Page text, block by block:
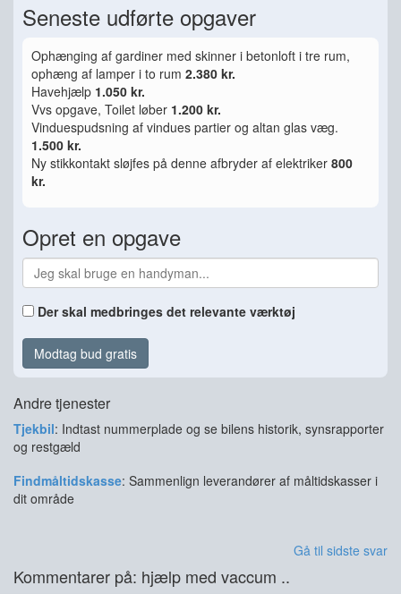
Seneste udførte opgaver
Ophænging af gardiner med skinner i betonloft i tre rum,
ophæng af lamper i to rum 2.380 kr.
Havehjælp 1.050 kr.
Vvs opgave, Toilet løber 1.200 kr.
Vinduespudsning af vindues partier og altan glas væg.
1.500 kr.
Ny stikkontakt sløjfes på denne afbryder af elektriker 800
kr.
Opret en opgave
Der skal medbringes det relevante værktøj
Modtag bud gratis
Andre tjenester
Tjekbil: Indtast nummerplade og se bilens historik, synsrapporter
og restgæld
Findmåltidskasse: Sammenlign leverandører af måltidskasser i
dit område
Gå til sidste svar
Kommentarer på: hjælp med vaccum ..